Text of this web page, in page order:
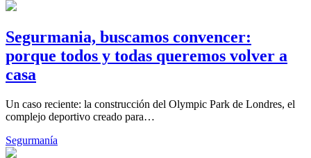
Segurmania, buscamos convencer:
porque todos y todas queremos volver a
casa
Un caso reciente: la construcción del Olympic Park de Londres, el
complejo deportivo creado para…
Segurmanía